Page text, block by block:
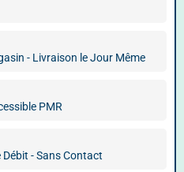
- Livraison le Jour Même
PMR
- Sans Contact